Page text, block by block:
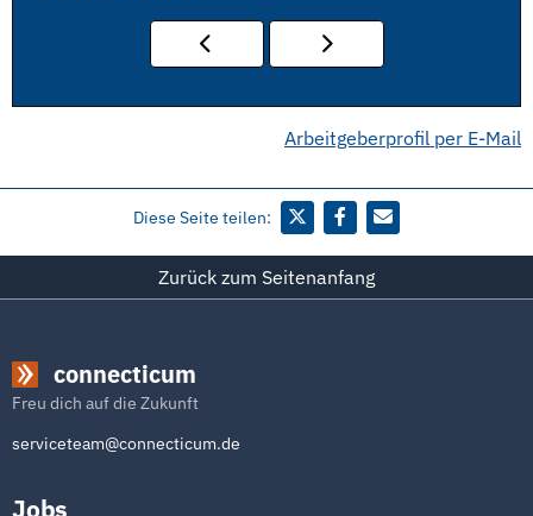
Arbeitgeberprofil per E-Mail
Diese Seite teilen:
Zurück zum Seitenanfang
connecticum
Freu dich auf die Zukunft
serviceteam@connecticum.de
Jobs